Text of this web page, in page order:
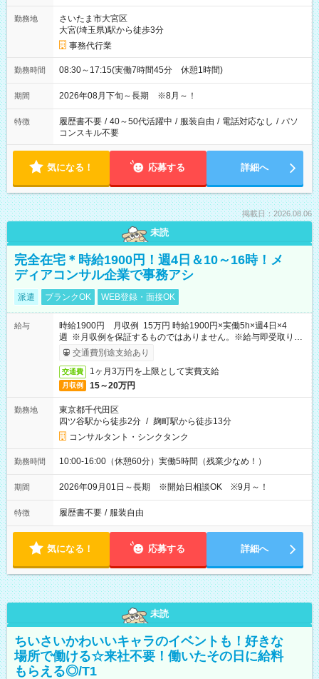
勤務地
さいたま市大宮区
大宮(埼玉県)駅から徒歩3分
事務代行業
勤務時間 08:30～17:15(実働7時間45分 休憩1時間)
期間 2026年08月下旬～長期 ※8月～！
特徴 履歴書不要 / 40～50代活躍中 / 服装自由 / 電話対応なし / パソ
コンスキル不要
気になる！ 応募する 詳細へ
掲載日：2026.08.06
未読
完全在宅＊時給1900円！週4日＆10～16時！メ
ディアコンサル企業で事務アシ
派遣 ブランクOK WEB登録・面接OK
給与
時給1900円 月収例 15万円 時給1900円×実働5h×週4日×4
週 ※月収例を保証するものではありません。※給与即受取りサ
ービス利用可（利用条件有）
交通費別途支給あり
交通費 1ヶ月3万円を上限として実費支給
月収例 15～20万円
勤務地
東京都千代田区
四ツ谷駅から徒歩2分 / 麹町駅から徒歩13分
コンサルタント・シンクタンク
勤務時間 10:00-16:00（休憩60分）実働5時間（残業少なめ！）
期間 2026年09月01日～長期 ※開始日相談OK ※9月～！
特徴 履歴書不要 / 服装自由
気になる！ 応募する 詳細へ
未読
ちいさいかわいいキャラのイベントも！好きな
場所で働ける☆来社不要！働いたその日に給料
もらえる◎/T1